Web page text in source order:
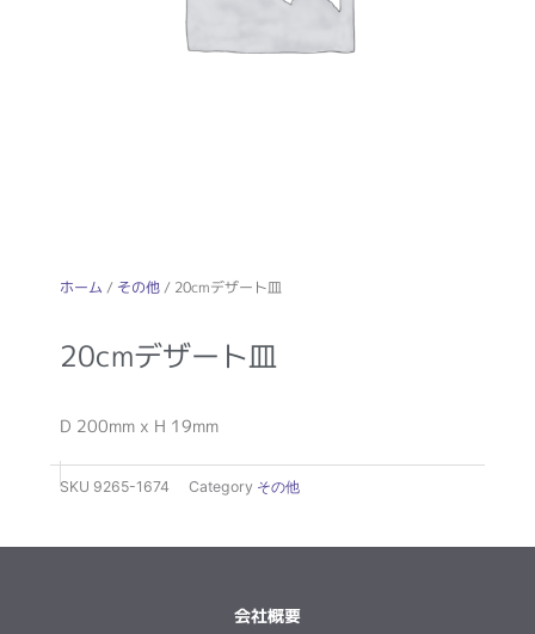
ホーム / その他/ 20cmデザート皿
20cmデザート皿
D 200mm x H 19mm
SKU 9265-1674 Category その他
会社概要